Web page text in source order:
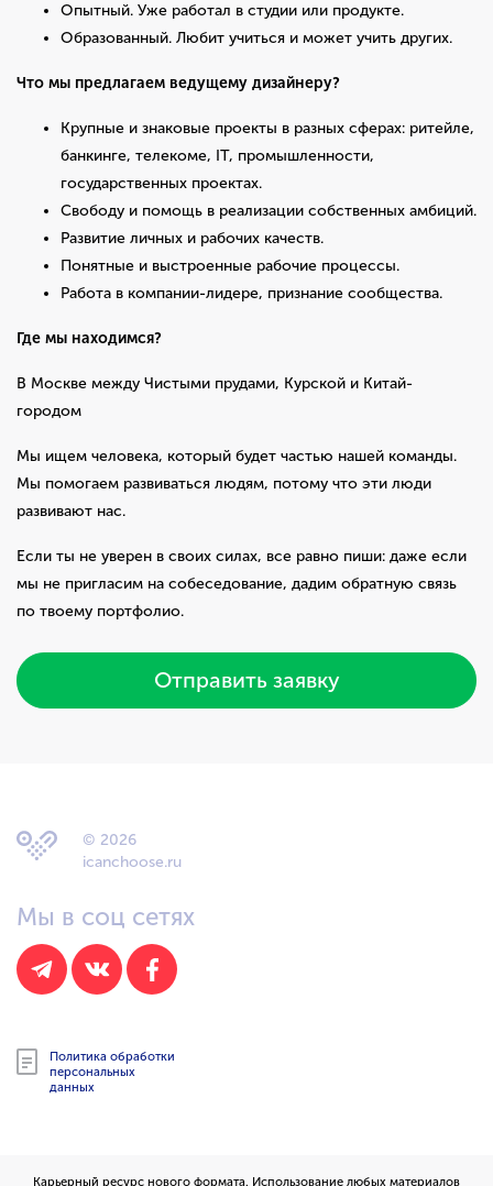
Опытный. Уже работал в студии или продукте.
Образованный. Любит учиться и может учить других.
Что мы предлагаем ведущему дизайнеру?
Крупные и знаковые проекты в разных сферах: ритейле,
банкинге, телекоме, IT, промышленности,
государственных проектах.
Свободу и помощь в реализации собственных амбиций.
Развитие личных и рабочих качеств.
Понятные и выстроенные рабочие процессы.
Работа в компании-лидере, признание сообщества.
Где мы находимся?
В Москве между Чистыми прудами, Курской и Китай-
городом
Мы ищем человека, который будет частью нашей команды.
Мы помогаем развиваться людям, потому что эти люди
развивают нас.
Если ты не уверен в своих силах, все равно пиши: даже если
мы не пригласим на собеседование, дадим обратную связь
по твоему портфолио.
Отправить заявку
© 2026
icanchoose.ru
Мы в соц сетях
Политика обработки
персональных
данных
Карьерный ресурс нового формата. Использование любых материалов